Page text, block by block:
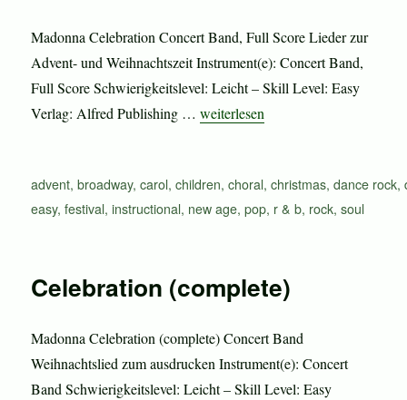
Madonna Celebration Concert Band, Full Score Lieder zur
Advent- und Weihnachtszeit Instrument(e): Concert Band,
Full Score Schwierigkeitslevel: Leicht – Skill Level: Easy
Verlag: Alfred Publishing …„Celebration“
weiterlesen
Schlagwörter
advent,broadway,carol,children,choral,christmas,dance rock,
easy,festival,instructional, new age,pop, r & b, rock,soul
Celebration (complete)
Madonna Celebration (complete) Concert Band
Weihnachtslied zum ausdrucken Instrument(e): Concert
Band Schwierigkeitslevel: Leicht – Skill Level: Easy